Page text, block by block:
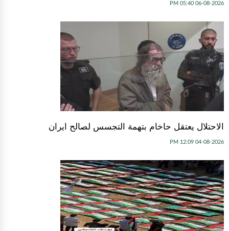
06-08-2026 05:40 PM
الاحتلال يعتقل حاخام بتهمة التجسس لصالح ايران
04-08-2026 12:09 PM